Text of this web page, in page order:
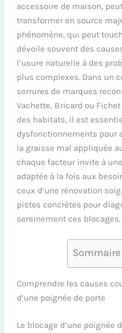
accessoire de maison,
transformer en source
phénomène, qui peut
dévoile souvent des
l’usure naturelle à des
plus complexes. Dans un
serrures de marques
Vachette, Bricard ou
des habitats, il est
dysfonctionnements pour
la graisse mal appliquée
chaque facteur invite à
adaptée à la fois aux
ceux d’une rénovation
pistes concrètes pour
sereinement ces blocages.
Sommaire
Comprendre les causes
d’une poignée de porte
Le blocage d’une poignée